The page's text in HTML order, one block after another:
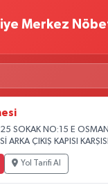
Merkez
SOKAK NO:15 E
ARKA ÇIKIŞ KAPISI KARŞISI
Yol Tarifi Al